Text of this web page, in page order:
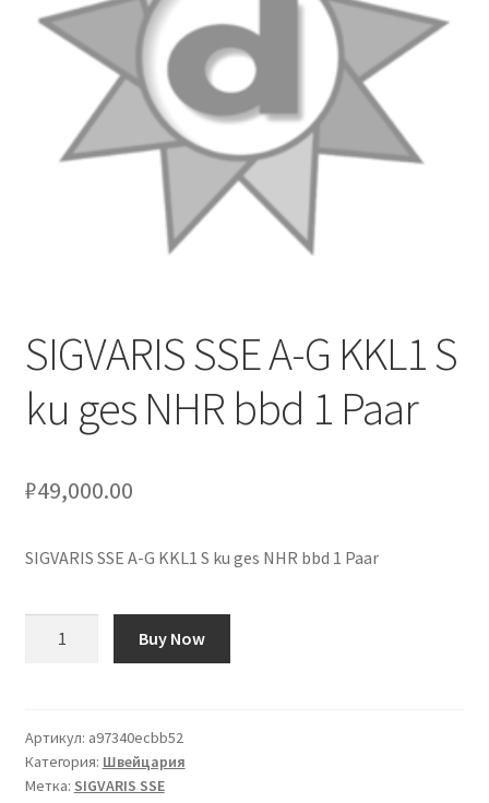
Мой аккаунт
Оставить отзыв
Оформление заказа
Подтверждение заказа
SIGVARIS SSE A-G KKL1 S
ku ges NHR bbd 1 Paar
₽49,000.00
SIGVARIS SSE A-G KKL1 S ku ges NHR bbd 1 Paar
A-
G
KKL1
Buy Now
Артикул: a97340ecbb52
Категория: Швейцария
Метка: SIGVARIS SSE